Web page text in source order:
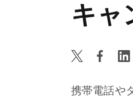
キャ
携帯電話や